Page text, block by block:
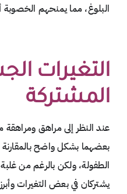
البلوغ، مما يمنحهم الخصوبة
التغيرات
المشتركة
عند النظر إلى مراهق
بعضهما بشكل واضح
الطفولة، ولكن بالرغم من
يشتركان في بعض التغيرات